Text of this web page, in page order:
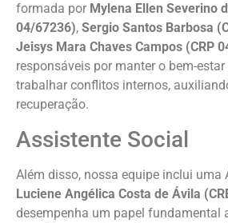
formada por Mylena Ellen Severino
04/67236), Sergio Santos Barbosa
Jeisys Mara Chaves Campos (CRP
responsáveis por manter o bem-
trabalhar conflitos internos,
recuperação.
Assistente Social
Além disso, nossa equipe inclui uma
Luciene Angélica Costa de Ávila
desempenha um papel fundamental